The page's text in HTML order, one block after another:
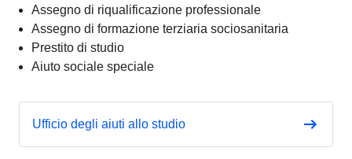
Assegno di riqualificazione professionale
Assegno di formazione terziaria sociosanitaria
Prestito di studio
Aiuto sociale speciale
Ufficio degli aiuti allo studio